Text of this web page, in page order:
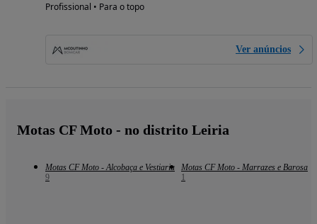
Profissional • Para o topo
Ver anúncios
Motas CF Moto - no distrito Leiria
Motas CF Moto - Alcobaça e Vestiaria
9
Motas CF Moto - Marrazes e Barosa
1